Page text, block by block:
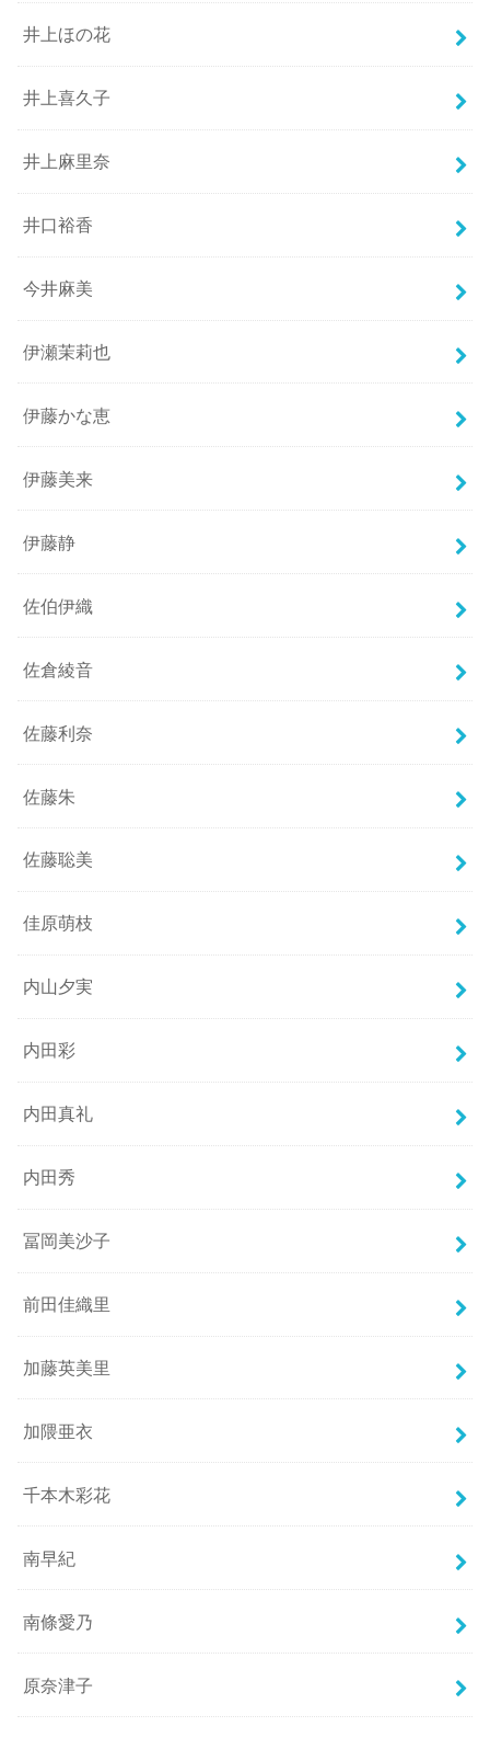
井上ほの花
井上喜久子
井上麻里奈
井口裕香
今井麻美
伊瀬茉莉也
伊藤かな恵
伊藤美来
伊藤静
佐伯伊織
佐倉綾音
佐藤利奈
佐藤朱
佐藤聡美
佳原萌枝
内山夕実
内田彩
内田真礼
内田秀
冨岡美沙子
前田佳織里
加藤英美里
加隈亜衣
千本木彩花
南早紀
南條愛乃
原奈津子